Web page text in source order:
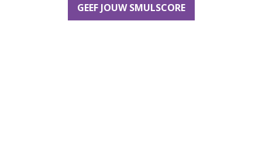
GEEF JOUW SMULSCORE